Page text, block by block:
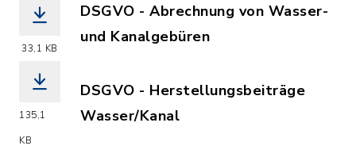
33,1 KB
DSGVO - Abrechnung von Wasser-
und Kanalgebüren
135,1
KB
DSGVO - Herstellungsbeiträge
Wasser/Kanal